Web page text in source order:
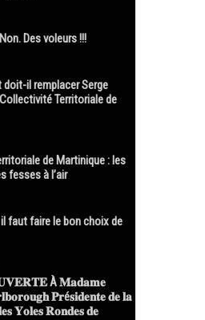
Des voleurs !!!
doit-il remplacer Serge
Territoriale de
de Martinique : les
fesses à l’air
faut faire le bon choix de
À 𝐌𝐚𝐝𝐚𝐦𝐞
𝐏𝐫é𝐬𝐢𝐝𝐞𝐧𝐭𝐞 𝐝𝐞 𝐥𝐚
𝐘𝐨𝐥𝐞𝐬 𝐑𝐨𝐧𝐝𝐞𝐬 𝐝𝐞